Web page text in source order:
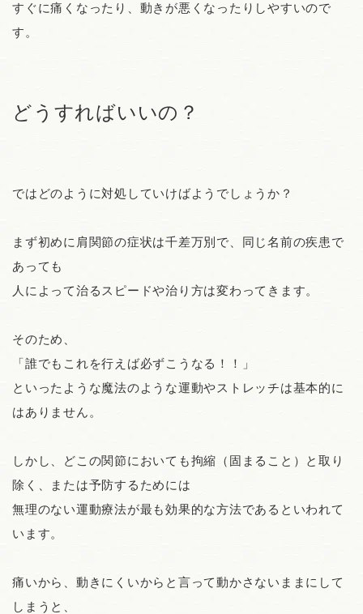
すぐに痛くなったり、動きが悪くなったりしやすいので
す。
どうすればいいの？
ではどのように対処していけばようでしょうか？
まず初めに肩関節の症状は千差万別で、同じ名前の疾患で
あっても
人によって治るスピードや治り方は変わってきます。
そのため、
「誰でもこれを行えば必ずこうなる！！」
といったような魔法のような運動やストレッチは基本的に
はありません。
しかし、どこの関節においても拘縮（固まること）と取り
除く、または予防するためには
無理のない運動療法が最も効果的な方法であるといわれて
います。
痛いから、動きにくいからと言って動かさないままにして
しまうと、